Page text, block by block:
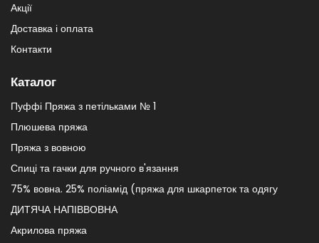
Акції
Доставка і оплата
Контакти
Каталог
Пуффі Пряжа з петільками № 1
Плюшева пряжа
Пряжа з вовною
Спиці та гачки для ручного в'язання
75% вовна. 25% поліамід (пряжа для шкарпеток та одягу
ДИТЯЧА НАПІВВОВНА
Акрилова пряжа